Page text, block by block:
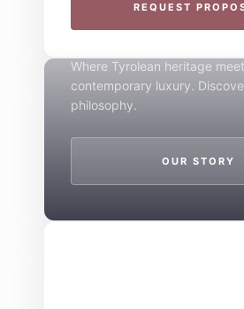
REQUEST
Mountain
Where Tyrolean heritage
contemporary luxury.
philosophy.
OUR STORY